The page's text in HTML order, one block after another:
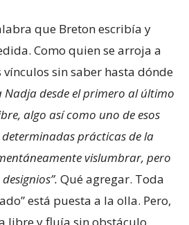
que Breton escribía y
Como quien se arroja a
sin saber hasta dónde
Nadja desde el primero al último
algo así como uno de esos
prácticas de la
vislumbrar, pero
Qué agregar. Toda
está puesta a la olla. Pero,